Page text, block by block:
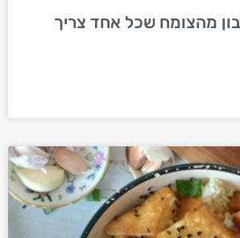
מהצומח שכל אחד צריך